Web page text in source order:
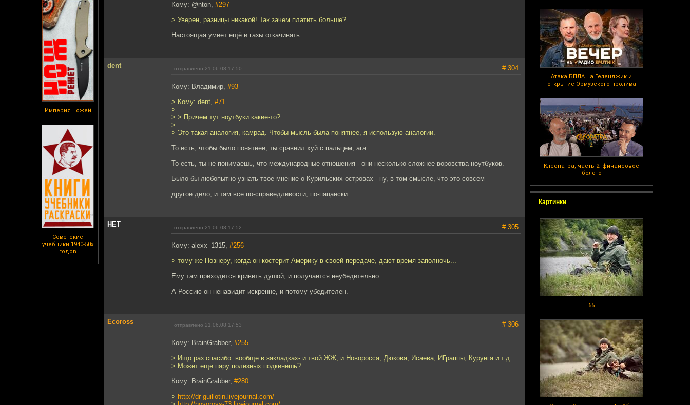
Империя ножей
Советские
учебники 1940-50х
годов
Атака БПЛА на Геленджик и
открытие Ормузского пролива
Клеопатра, часть 2: финансовое
болото
Картинки
65
Кому: @nton, #297
> Уверен, разницы никакой! Так зачем платить больше?
Настоящая умеет ещё и газы откачивать.
dent отправлено 21.06.08 17:50 # 304
Кому: Владимир, #93
> Кому: dent, #71
>
> > Причем тут ноутбуки какие-то?
>
> Это такая аналогия, камрад. Чтобы мысль была понятнее, я использую аналогии.
То есть, чтобы было понятнее, ты сравнил хуй с пальцем, ага.
То есть, ты не понимаешь, что международные отношения - они несколько сложнее воровства ноутбуков.
Было бы любопытно узнать твое мнение о Курильских островах - ну, в том смысле, что это совсем
другое дело, и там все по-справедливости, по-пацански.
НЕТ отправлено 21.06.08 17:52 # 305
Кому: alexx_1315, #256
> тому же Познеру, когда он костерит Америку в своей передаче, дают время заполночь...
Ему там приходится кривить душой, и получается неубедительно.
А Россию он ненавидит искренне, и потому убедителен.
Ecoross отправлено 21.06.08 17:53 # 306
Кому: BrainGrabber, #255
> Ищо раз спасибо. вообще в закладках- и твой ЖЖ, и Новоросса, Дюкова, Исаева, ИГраппы, Курунга и т.д.
> Может еще пару полезных подкинешь?
Кому: BrainGrabber, #280
> http://dr-guillotin.livejournal.com/